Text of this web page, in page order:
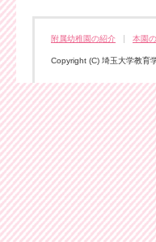
附属幼稚園の紹介 本園
Copyright (C) 埼玉大学教育